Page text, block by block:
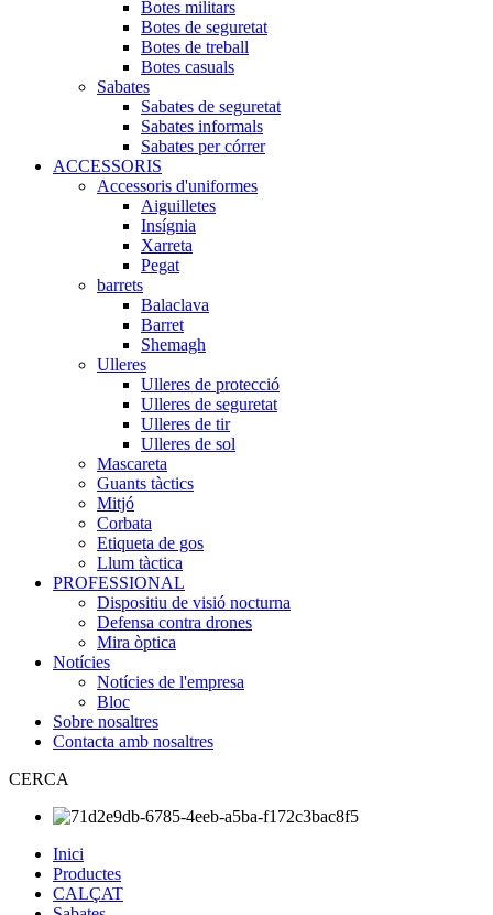
Botes militars
Botes de seguretat
Botes de treball
Botes casuals
Sabates
Sabates de seguretat
Sabates informals
Sabates per córrer
ACCESSORIS
Accessoris d'uniformes
Aiguilletes
Insígnia
Xarreta
Pegat
barrets
Balaclava
Barret
Shemagh
Ulleres
Ulleres de protecció
Ulleres de seguretat
Ulleres de tir
Ulleres de sol
Mascareta
Guants tàctics
Mitjó
Corbata
Etiqueta de gos
Llum tàctica
PROFESSIONAL
Dispositiu de visió nocturna
Defensa contra drones
Mira òptica
Notícies
Notícies de l'empresa
Bloc
Sobre nosaltres
Contacta amb nosaltres
CERCA
Inici
Productes
CALÇAT